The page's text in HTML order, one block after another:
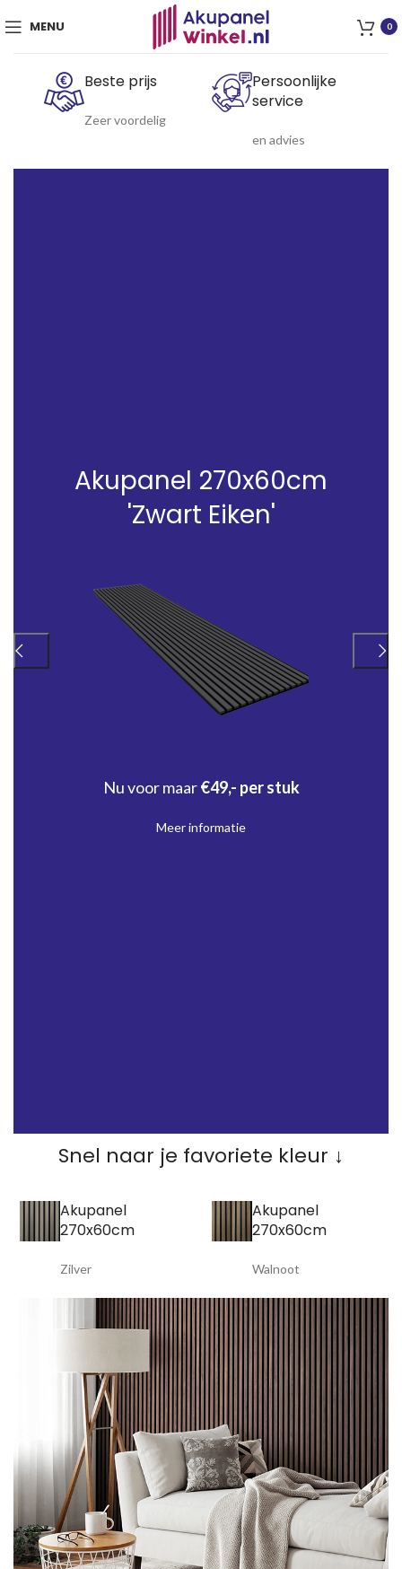
MENU 0
Beste prijs
Zeer voordelig
Persoonlijke
service
en advies
Akupanel 270x60cm
'Zwart Eiken'
Nu voor maar€49,- per stuk
Meer informatie
Snel naar je favoriete kleur ↓
Akupanel
270x60cm
Zilver
Akupanel
270x60cm
Walnoot